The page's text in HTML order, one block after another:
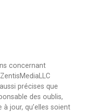
concernant
précises que
des oublis,
jour, qu’elles soient